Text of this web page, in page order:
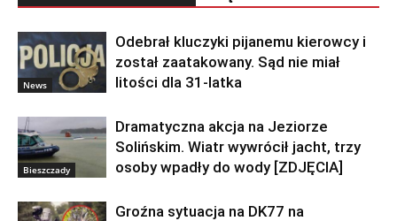
News
Odebrał kluczyki pijanemu kierowcy i
został zaatakowany. Sąd nie miał
litości dla 31-latka
Bieszczady
Dramatyczna akcja na Jeziorze
Solińskim. Wiatr wywrócił jacht, trzy
osoby wpadły do wody [ZDJĘCIA]
Groźna sytuacja na DK77 na